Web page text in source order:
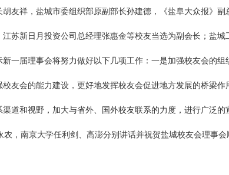
友祥，盐城市委组织部原副部长孙建德，《盐阜大众报》
苏新日月投资公司总经理张惠金等校友当选为副会长；盐城
届理事会将努力做好以下几项工作：一是加强校友会的
友会的能力建设，更好地发挥校友会促进地方发展的桥梁
道和视野，加大与省外、国外校友联系的力度，进行广泛的
，南京大学任利剑、高澎分别讲话并祝贺盐城校友会理事会